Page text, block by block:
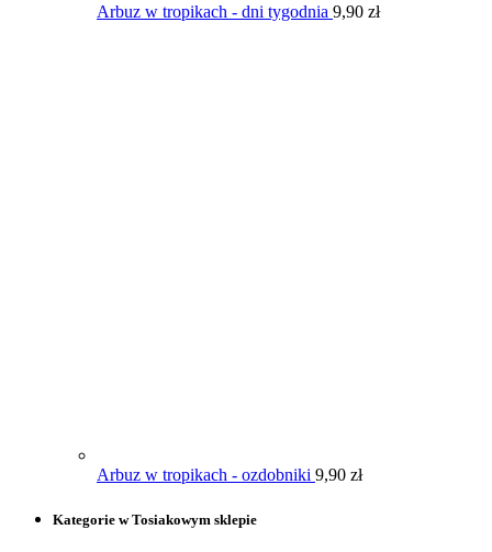
Arbuz w tropikach - dni tygodnia 9,90 zł
Arbuz w tropikach - ozdobniki 9,90 zł
Kategorie w Tosiakowym sklepie